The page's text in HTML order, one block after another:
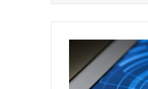
Biometría
firma